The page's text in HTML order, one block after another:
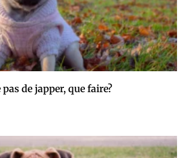
de japper, que faire?